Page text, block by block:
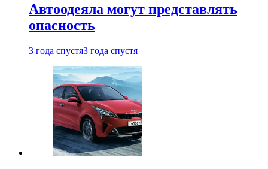
Автоодеяла могут представлять
опасность
3 года спустя3 года спустя